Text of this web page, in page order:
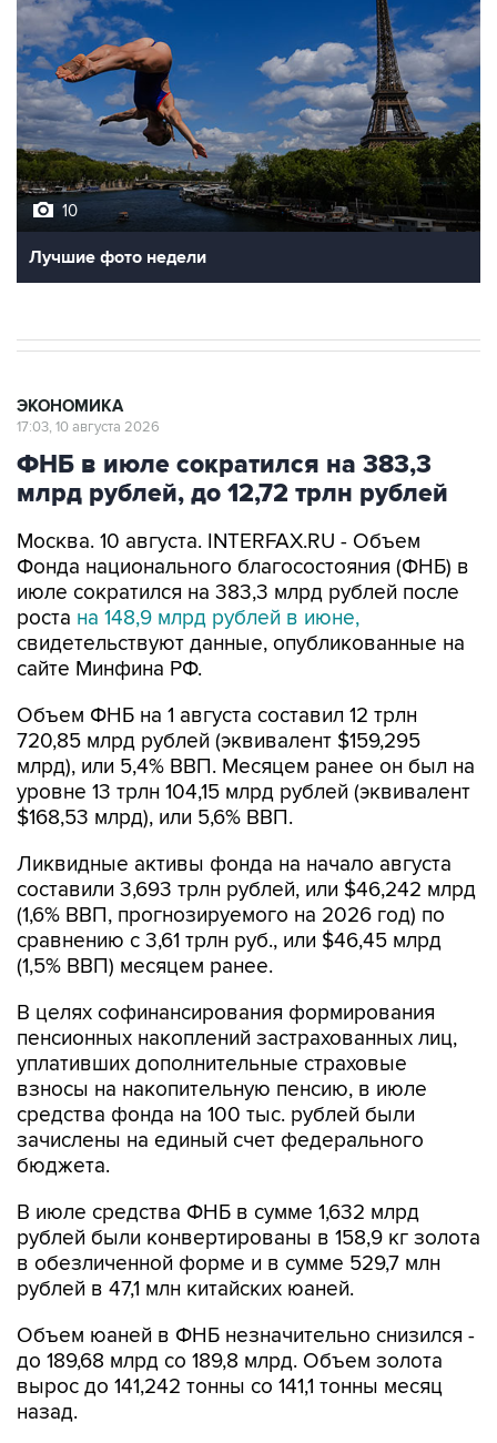
10
Лучшие фото недели
ЭКОНОМИКА
17:03, 10 августа 2026
ФНБ в июле сократился на 383,3
млрд рублей, до 12,72 трлн рублей
Москва. 10 августа. INTERFAX.RU - Объем
Фонда национального благосостояния (ФНБ) в
июле сократился на 383,3 млрд рублей после
роста на 148,9 млрд рублей в июне,
свидетельствуют данные, опубликованные на
сайте Минфина РФ.
Объем ФНБ на 1 августа составил 12 трлн
720,85 млрд рублей (эквивалент $159,295
млрд), или 5,4% ВВП. Месяцем ранее он был на
уровне 13 трлн 104,15 млрд рублей (эквивалент
$168,53 млрд), или 5,6% ВВП.
Ликвидные активы фонда на начало августа
составили 3,693 трлн рублей, или $46,242 млрд
(1,6% ВВП, прогнозируемого на 2026 год) по
сравнению с 3,61 трлн руб., или $46,45 млрд
(1,5% ВВП) месяцем ранее.
В целях софинансирования формирования
пенсионных накоплений застрахованных лиц,
уплативших дополнительные страховые
взносы на накопительную пенсию, в июле
средства фонда на 100 тыс. рублей были
зачислены на единый счет федерального
бюджета.
В июле средства ФНБ в сумме 1,632 млрд
рублей были конвертированы в 158,9 кг золота
в обезличенной форме и в сумме 529,7 млн
рублей в 47,1 млн китайских юаней.
Объем юаней в ФНБ незначительно снизился -
до 189,68 млрд со 189,8 млрд. Объем золота
вырос до 141,242 тонны со 141,1 тонны месяц
назад.